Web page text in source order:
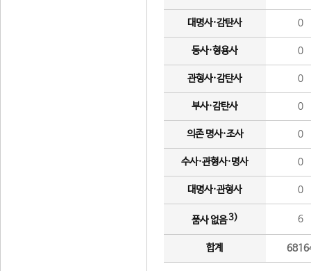
대명사·감탄사 0
동사·형용사 0
관형사·감탄사 0
부사·감탄사 0
의존 명사·조사 0
수사·관형사·명사 0
대명사·관형사 0
품사 없음3) 6
합계